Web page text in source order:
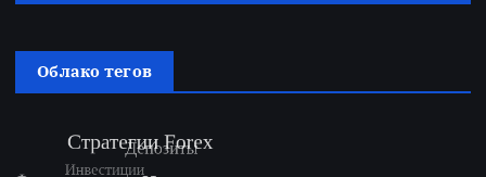
Облако тегов